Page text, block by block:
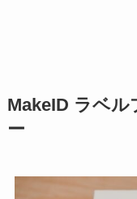
MakeID ラベル
ー